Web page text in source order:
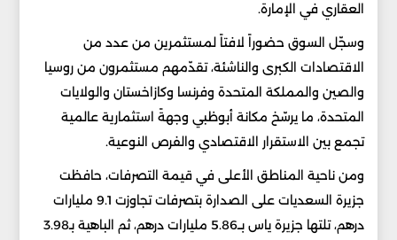
العقاري في الإمارة.
وسجّل السوق حضوراً لافتاً لمستثمرين من عدد من
الاقتصادات الكبرى والناشئة، تقدّمهم مستثمرون من روسيا
والصين والمملكة المتحدة وفرنسا وكازاخستان والولايات
المتحدة، ما يرسّخ مكانة أبوظبي وجهةً استثمارية عالمية
تجمع بين الاستقرار الاقتصادي والفرص النوعية.
ومن ناحية المناطق الأعلى في قيمة التصرفات، حافظت
جزيرة السعديات على الصدارة بتصرفات تجاوزت 9.1 مليارات
درهم، تلتها جزيرة ياس بــ5.86 مليارات درهم، ثم الباهية بـ3.98